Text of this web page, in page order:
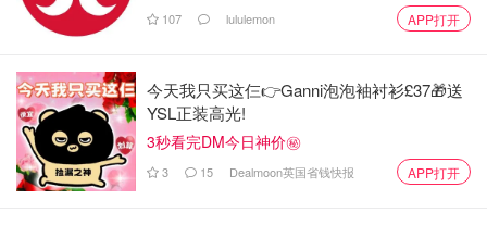
107 lululemon APP打开
今天我只买这仨👉Ganni泡泡袖衬衫£37🎁送
YSL正装高光!
3秒看完DM今日神价㊙️
3 15 Dealmoon英国省钱快报 APP打开